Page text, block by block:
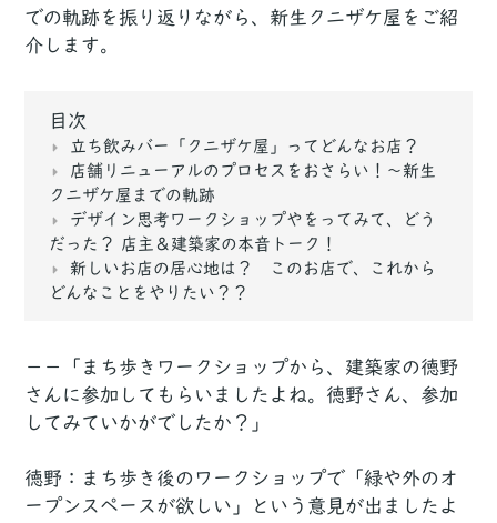
での軌跡を振り返りながら、新生クニザケ屋をご紹
介します。
目次
立ち飲みバー「クニザケ屋」ってどんなお店？
店舗リニューアルのプロセスをおさらい！〜新生
クニザケ屋までの軌跡
デザイン思考ワークショップやをってみて、どう
だった？ 店主＆建築家の本音トーク！
新しいお店の居心地は？ このお店で、これから
どんなことをやりたい？？
－－「まち歩きワークショップから、建築家の徳野
さんに参加してもらいましたよね。徳野さん、参加
してみていかがでしたか？」
徳野：まち歩き後のワークショップで「緑や外のオ
ープンスペースが欲しい」という意見が出ましたよ